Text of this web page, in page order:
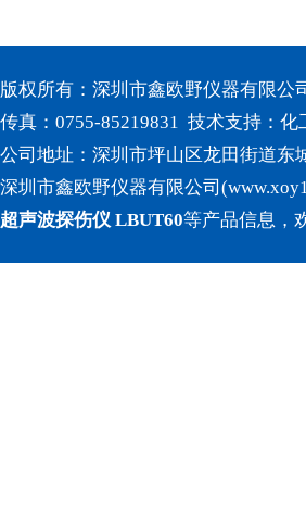
版权所有：深圳市鑫欧野仪器有限公
传真：0755-85219831 技术支持： 化
公司地址：深圳市坪山区龙田街道东
深圳市鑫欧野仪器有限公司
超声波探伤仪 LBUT60等产品信息，